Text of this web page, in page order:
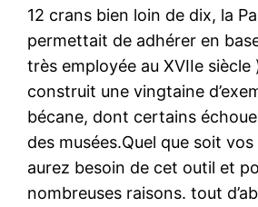
12 crans bien loin de dix, la
permettait de adhérer en
très employée au XVIIe siècle
construit une vingtaine
bécane, dont certains
des musées.Quel que soit
aurez besoin de cet outil et
nombreuses raisons. tout